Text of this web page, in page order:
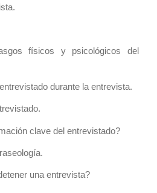
físicos y psicológicos del
durante la entrevista.
clave del entrevistado?
una entrevista?